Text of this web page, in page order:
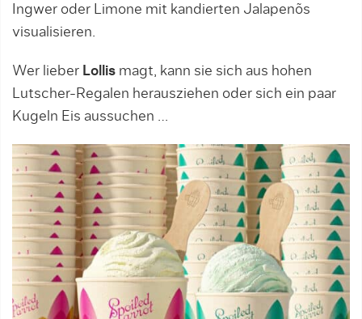
Ingwer oder Limone mit kandierten Jalapenõs
visualisieren.
Wer lieber Lollis magt, kann sie sich aus hohen
Lutscher-Regalen herausziehen oder sich ein paar
Kugeln Eis aussuchen …